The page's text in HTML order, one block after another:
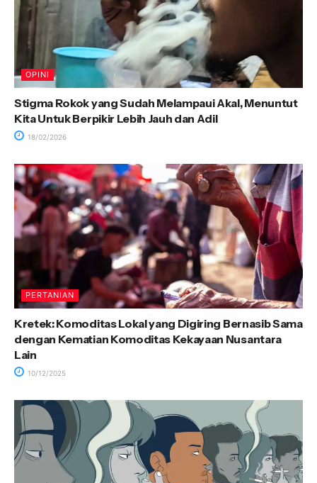
OPINI
Stigma Rokok yang Sudah Melampaui Akal, Menuntut
Kita Untuk Berpikir Lebih Jauh dan Adil
18/02/2026
PERTANIAN
Kretek: Komoditas Lokal yang Digiring Bernasib Sama
dengan Kematian Komoditas Kekayaan Nusantara
Lain
10/12/2025